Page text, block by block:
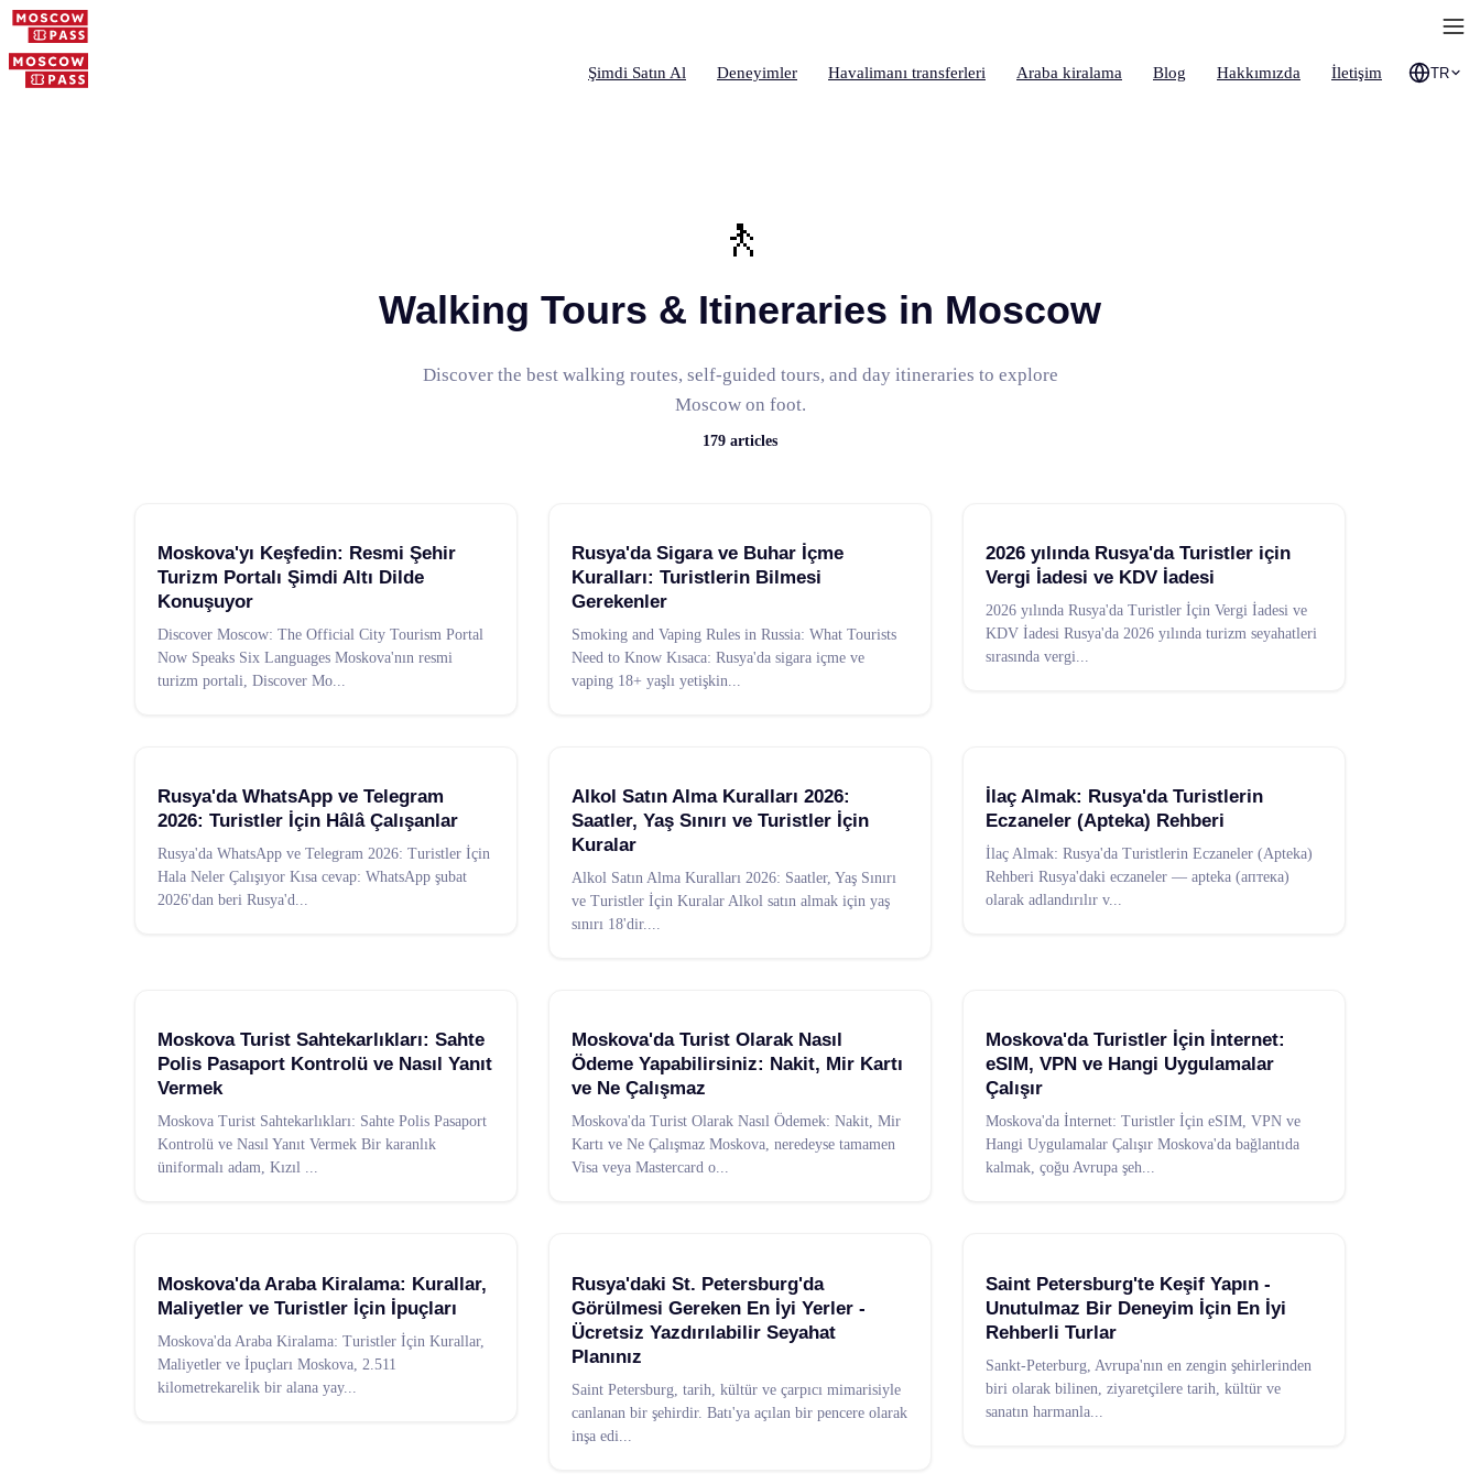
Şimdi Satın Al Deneyimler Havalimanı transferleri Araba kiralama Blog Hakkımızda İletişim TR
🚶
Walking Tours & Itineraries in Moscow
Discover the best walking routes, self-guided tours, and day itineraries to explore
Moscow on foot.
179 articles
Moskova'yı Keşfedin: Resmi Şehir
Turizm Portalı Şimdi Altı Dilde
Konuşuyor
Discover Moscow: The Official City Tourism Portal
Now Speaks Six Languages Moskova'nın resmi
turizm portali, Discover Mo...
Rusya'da Sigara ve Buhar İçme
Kuralları: Turistlerin Bilmesi
Gerekenler
Smoking and Vaping Rules in Russia: What Tourists
Need to Know Kısaca: Rusya'da sigara içme ve
vaping 18+ yaşlı yetişkin...
2026 yılında Rusya'da Turistler için
Vergi İadesi ve KDV İadesi
2026 yılında Rusya'da Turistler İçin Vergi İadesi ve
KDV İadesi Rusya'da 2026 yılında turizm seyahatleri
sırasında vergi...
Rusya'da WhatsApp ve Telegram
2026: Turistler İçin Hâlâ Çalışanlar
Rusya'da WhatsApp ve Telegram 2026: Turistler İçin
Hala Neler Çalışıyor Kısa cevap: WhatsApp şubat
2026'dan beri Rusya'd...
Alkol Satın Alma Kuralları 2026:
Saatler, Yaş Sınırı ve Turistler İçin
Kuralar
Alkol Satın Alma Kuralları 2026: Saatler, Yaş Sınırı
ve Turistler İçin Kuralar Alkol satın almak için yaş
sınırı 18'dir....
İlaç Almak: Rusya'da Turistlerin
Eczaneler (Apteka) Rehberi
İlaç Almak: Rusya'da Turistlerin Eczaneler (Apteka)
Rehberi Rusya'daki eczaneler — apteka (аптека)
olarak adlandırılır v...
Moskova Turist Sahtekarlıkları: Sahte
Polis Pasaport Kontrolü ve Nasıl Yanıt
Vermek
Moskova Turist Sahtekarlıkları: Sahte Polis Pasaport
Kontrolü ve Nasıl Yanıt Vermek Bir karanlık
üniformalı adam, Kızıl ...
Moskova'da Turist Olarak Nasıl
Ödeme Yapabilirsiniz: Nakit, Mir Kartı
ve Ne Çalışmaz
Moskova'da Turist Olarak Nasıl Ödemek: Nakit, Mir
Kartı ve Ne Çalışmaz Moskova, neredeyse tamamen
Visa veya Mastercard o...
Moskova'da Turistler İçin İnternet:
eSIM, VPN ve Hangi Uygulamalar
Çalışır
Moskova'da İnternet: Turistler İçin eSIM, VPN ve
Hangi Uygulamalar Çalışır Moskova'da bağlantıda
kalmak, çoğu Avrupa şeh...
Moskova'da Araba Kiralama: Kurallar,
Maliyetler ve Turistler İçin İpuçları
Moskova'da Araba Kiralama: Turistler İçin Kurallar,
Maliyetler ve İpuçları Moskova, 2.511
kilometrekarelik bir alana yay...
Rusya'daki St. Petersburg'da
Görülmesi Gereken En İyi Yerler -
Ücretsiz Yazdırılabilir Seyahat
Planınız
Saint Petersburg, tarih, kültür ve çarpıcı mimarisiyle
canlanan bir şehirdir. Batı'ya açılan bir pencere olarak
inşa edi
Saint Petersburg'te Keşif Yapın -
Unutulmaz Bir Deneyim İçin En İyi
Rehberli Turlar
Sankt-Peterburg, Avrupa'nın en zengin şehirlerinden
biri olarak bilinen, ziyaretçilere tarih, kültür ve
sanatın harmanla